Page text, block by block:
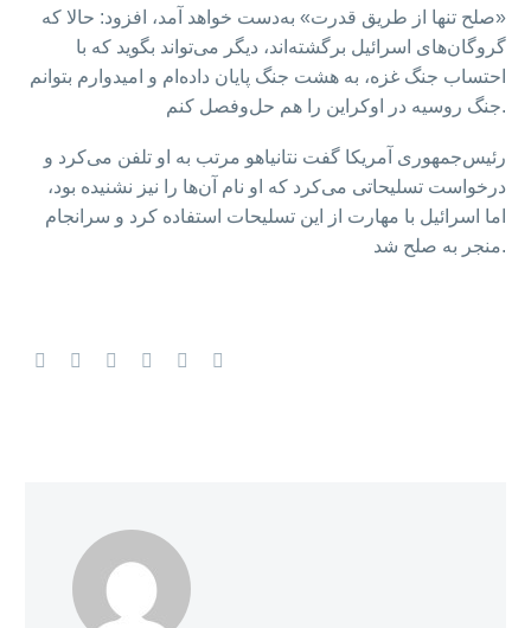
«صلح تنها از طریق قدرت» به‌دست خواهد آمد، افزود: حالا که
گروگان‌های اسرائیل برگشته‌اند، دیگر می‌تواند بگوید که با
احتساب جنگ غزه، به هشت جنگ پایان داده‌ام و امیدوارم بتوانم
جنگ روسیه در اوکراین را هم حل‌وفصل کنم.
رئیس‌جمهوری آمریکا گفت نتانیاهو مرتب به او تلفن می‌کرد و
درخواست تسلیحاتی می‌کرد که او نام آن‌ها را نیز نشنیده بود،
اما اسرائیل با مهارت از این تسلیحات استفاده کرد و سرانجام
منجر به صلح شد.